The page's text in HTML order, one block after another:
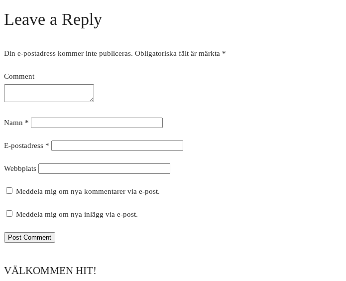
Leave a Reply
Din e-postadress kommer inte publiceras. Obligatoriska fält är märkta *
Comment
Namn *
E-postadress *
Webbplats
Meddela mig om nya kommentarer via e-post.
Meddela mig om nya inlägg via e-post.
VÄLKOMMEN HIT!